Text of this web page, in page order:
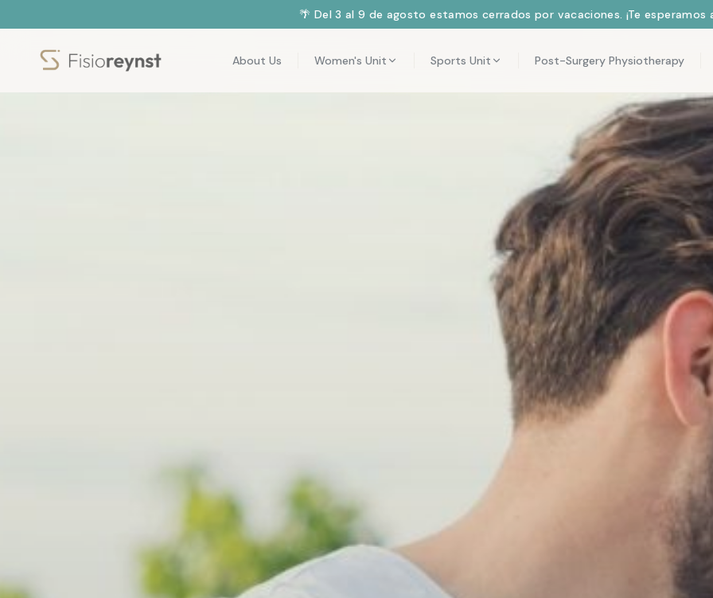
🌴 Del 3 al 9 de agosto estamos cerrados por vacaciones. ¡Te esperamos
About Us Women's Unit Sports Unit Post-Surgery Physiotherapy